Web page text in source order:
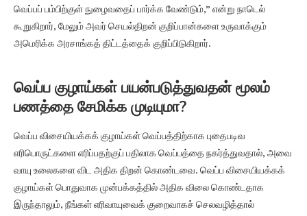
வெப்பப் பம்பிற்குள் நுழைவதைப் பார்க்க வேண்டும்,” என்று நாடெல்
கூறுகிறார், மேலும் அவர் செயல்திறன் குறிப்பான்களை உருவாக்கும்
அமெரிக்க அரசாங்கத் திட்டத்தைக் குறிப்பிடுகிறார்.
வெப்ப குழாய்கள் பயன்படுத்துவதன் மூலம்
பணத்தை சேமிக்க முடியுமா?
வெப்ப விசையியக்கக் குழாய்கள் வெப்பத்திற்காக புதைபடிவ
எரிபொருட்களை எரிப்பதற்குப் பதிலாக வெப்பத்தை நகர்த்துவதால், அவை
வாயு உலைகளை விட அதிக திறன் கொண்டவை. வெப்ப விசையியக்கக்
குழாய்கள் பொதுவாக முன்பக்கத்தில் அதிக விலை கொண்டதாக
இருந்தாலும், நீங்கள் எரிவாயுவைக் குறைவாகச் செலவழித்தால்